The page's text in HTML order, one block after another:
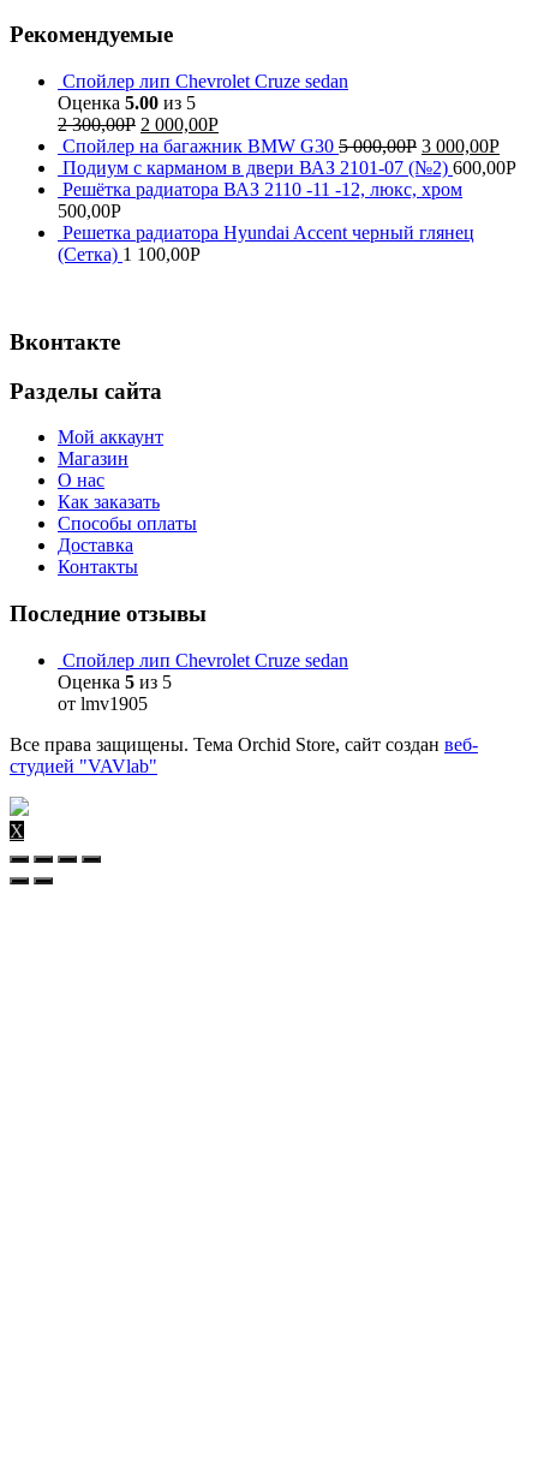
Рекомендуемые
Спойлер лип Chevrolet Cruze sedan
Оценка 5.00 из 5
2 300,00Р 2 000,00Р
Спойлер на багажник BMW G30 5 000,00Р 3 000,00Р
Подиум с карманом в двери ВАЗ 2101-07 (№2) 600,00Р
Решётка радиатора ВАЗ 2110 -11 -12, люкс, хром
500,00Р
Решетка радиатора Hyundai Accent черный глянец
(Сетка) 1 100,00Р
Вконтакте
Разделы сайта
Мой аккаунт
Магазин
О нас
Как заказать
Способы оплаты
Доставка
Контакты
Последние отзывы
Спойлер лип Chevrolet Cruze sedan
Оценка 5 из 5
от lmv1905
Все права защищены. Тема Orchid Store, сайт создан веб-
студией "VAVlab"
X